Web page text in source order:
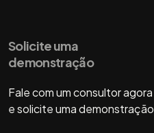
Solicite uma
demonstração
Fale com um consultor agora
e solicite uma demonstração